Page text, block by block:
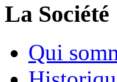
La Société
Qui